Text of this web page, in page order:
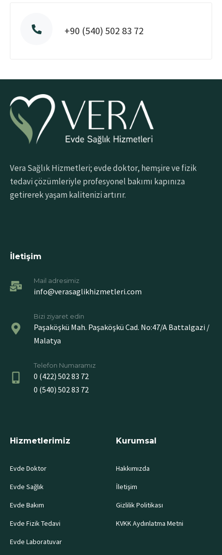
+90 (540) 502 83 72
Vera Sağlık Hizmetleri; evde doktor, hemşire ve fizik
tedavi çözümleriyle profesyonel bakımı kapınıza
getirerek yaşam kalitenizi artırır.
İletişim
Mail adresimiz
info@verasaglikhizmetleri.com
Bizi ziyaret edin
Paşaköşkü Mah. Paşaköşkü Cad. No:47/A Battalgazi /
Malatya
Telefon Numaramız
0 (422) 502 83 72
0 (540) 502 83 72
Hizmetlerimiz
Evde Doktor
Evde Sağlık
Evde Bakım
Evde Fizik Tedavi
Evde Laboratuvar
Kurumsal
Hakkımızda
İletişim
Gizlilik Politikası
KVKK Aydınlatma Metni